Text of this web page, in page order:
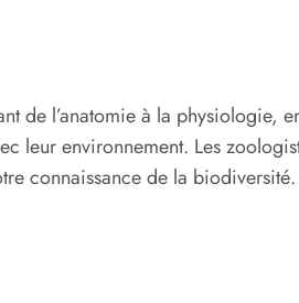
de l’anatomie à la physiologie,
leur environnement. Les
connaissance de la biodiversité.